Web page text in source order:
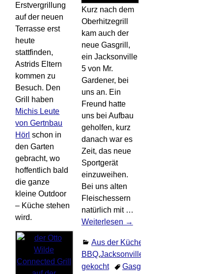
Erstvergrillung
auf der neuen
Terrasse erst
heute
stattfinden,
Astrids Eltern
kommen zu
Besuch. Den
Grill haben
Michis Leute
von Gertnbau
Hörl schon in
den Garten
gebracht, wo
hoffentlich bald
die ganze
kleine Outdoor
– Küche stehen
wird.
Kurz nach dem
Oberhitzegrill
kam auch der
neue Gasgrill,
ein Jacksonville
5 von Mr.
Gardener, bei
uns an. Ein
Freund hatte
uns bei Aufbau
geholfen, kurz
danach war es
Zeit, das neue
Sportgerät
einzuweihen.
Bei uns alten
Fleischessern
natürlich mit …
Weiterlesen →
Aus der Küche
BBQ,Jacksonville5
gekocht
Gasgrill